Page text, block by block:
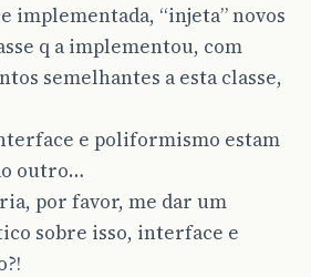
implementada, “injeta” novos
q a implementou, com
semelhantes a esta classe,
e poliformismo estam
outro…
por favor, me dar um
sobre isso, interface e